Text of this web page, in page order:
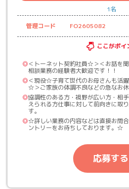
1名
管理コード
FO2605082
ここがポイ
◎＜トーネット契約社員☆＞＜お話を
相談業務の経験者大歓迎です！！
◎＜現役☆子育て世代のお母さんも活
☆＞ご家族の体調不良などの急なお
◎協調性のある方・視野が広い方・相
えられる方仕事に対して前向きに取
す。
◎☆詳しい業務の内容などは直接お問
ントリーをお待ちしております。☆
応募する